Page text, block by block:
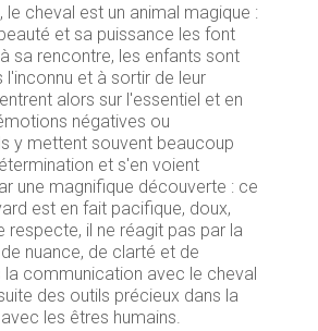
le cheval est un animal magique :
et sa puissance les font
sa rencontre, les enfants sont
l'inconnu et à sortir de leur
alors sur l'essentiel et en
négatives ou
y mettent souvent beaucoup
et s'en voient
une magnifique découverte : ce
est en fait pacifique, doux,
respecte, il ne réagit pas par la
nuance, de clarté et de
la communication avec le cheval
des outils précieux dans la
les êtres humains.